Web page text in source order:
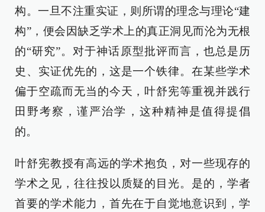
构。一旦不注重实证，则所谓的理念与理论“建
构”，便会因缺乏学术上的真正洞见而沦为无根
的“研究”。对于神话原型批评而言，也总是历
史、实证优先的，这是一个铁律。在某些学术
偏于空疏而无当的今天，叶舒宪等重视并践行
田野考察，谨严治学，这种精神是值得提倡
的。
叶舒宪教授有高远的学术抱负，对一些现存的
学术之见，往往投以质疑的目光。是的，学者
首要的学术能力，首先在于自觉地意识到，学